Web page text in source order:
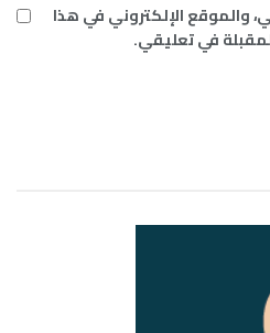
والموقع الإلكتروني في هذا
في تعليقي.